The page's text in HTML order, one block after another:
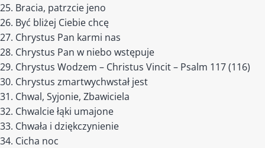
Bracia, patrzcie jeno
Być bliżej Ciebie chcę
Chrystus Pan karmi nas
Chrystus Pan w niebo wstępuje
Chrystus Wodzem – Christus Vincit – Psalm 117 (116)
Chrystus zmartwychwstał jest
Chwal, Syjonie, Zbawiciela
Chwalcie łąki umajone
Chwała i dziękczynienie
Cicha noc